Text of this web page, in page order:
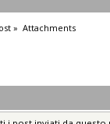
» Attachments